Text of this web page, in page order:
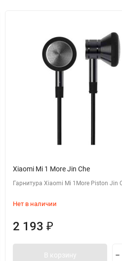
Xiaomi Mi 1 More Jin Che
Гарнитура Xiaomi Mi 1More Piston Jin
Нет в наличии
2 193₽
В корзину